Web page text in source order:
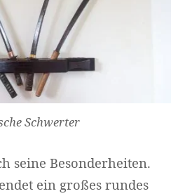
Schwerter
seine Besonderheiten.
ein großes rundes